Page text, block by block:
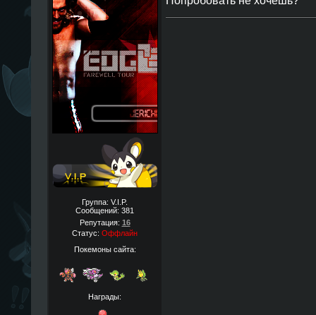
Группа: V.I.P.
Сообщений: 381
Репутация: 16
Статус: Оффлайн
Покемоны сайта:
Награды: